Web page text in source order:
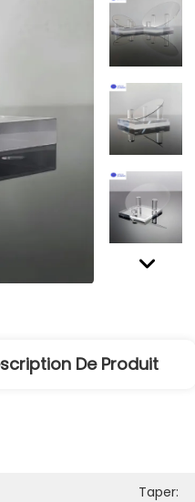
De Produit
Taper: